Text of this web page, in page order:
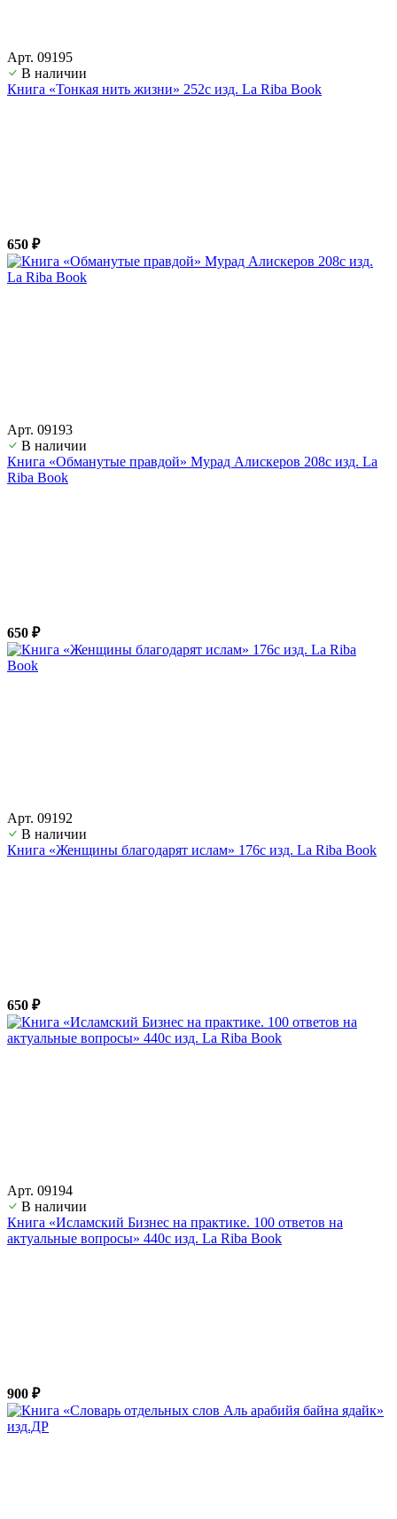
Арт. 09195
В наличии
Книга «Тонкая нить жизни» 252с изд. La Riba Book
650 ₽
Арт. 09193
В наличии
Книга «Обманутые правдой» Мурад Алискеров 208с изд. La
Riba Book
650 ₽
Арт. 09192
В наличии
Книга «Женщины благодарят ислам» 176с изд. La Riba Book
650 ₽
Арт. 09194
В наличии
Книга «Исламский Бизнес на практике. 100 ответов на
актуальные вопросы» 440с изд. La Riba Book
900 ₽